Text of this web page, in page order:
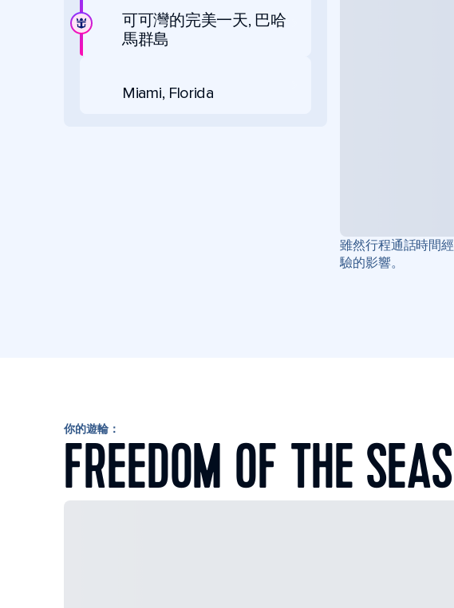
可可灣的完美一天, 巴哈
馬群島
Miami, Florida
雖然行程通話時間
驗的影響。
你的遊輪：
FREEDOM OF THE SEAS